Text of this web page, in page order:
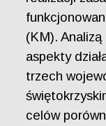
(KM).
aspekty
trzech
celów